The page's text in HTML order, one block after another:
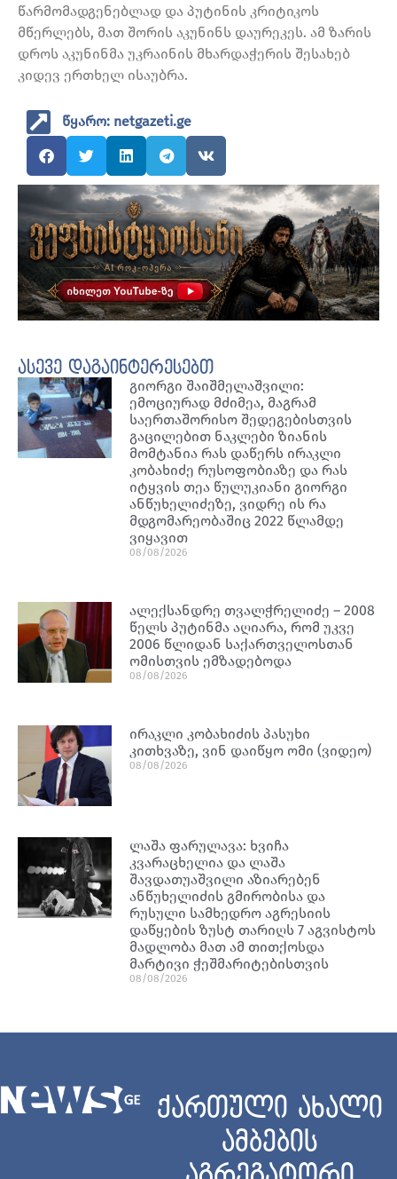
წარმომადგენებლად და პუტინის კრიტიკოს
მწერლებს, მათ შორის აკუნინს დაურეკეს. ამ ზარის
დროს აკუნინმა უკრაინის მხარდაჭერის შესახებ
კიდევ ერთხელ ისაუბრა.
წყარო: netgazeti.ge
ასევე დაგაინტერესებთ
გიორგი შაიშმელაშვილი:
ემოციურად მძიმეა, მაგრამ
საერთაშორისო შედეგებისთვის
გაცილებით ნაკლები ზიანის
მომტანია რას დაწერს ირაკლი
კობახიძე რუსოფობიაზე და რას
იტყვის თეა წულუკიანი გიორგი
ანწუხელიძეზე, ვიდრე ის რა
მდგომარეობაშიც 2022 წლამდე
ვიყავით
08/08/2026
ალექსანდრე თვალჭრელიძე – 2008
წელს პუტინმა აღიარა, რომ უკვე
2006 წლიდან საქართველოსთან
ომისთვის ემზადებოდა
08/08/2026
ირაკლი კობახიძის პასუხი
კითხვაზე, ვინ დაიწყო ომი (ვიდეო)
08/08/2026
ლაშა ფარულავა: ხვიჩა
კვარაცხელია და ლაშა
შავდათუაშვილი აზიარებენ
ანწუხელიძის გმირობისა და
რუსული სამხედრო აგრესიის
დაწყების ზუსტ თარიღს 7 აგვისტოს
მადლობა მათ ამ თითქოსდა
მარტივი ჭეშმარიტებისთვის
08/08/2026
ქართული ახალი
ამბების